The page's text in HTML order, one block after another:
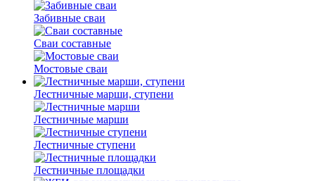
Забивные сваи
Сваи составные
Мостовые сваи
Лестничные марши, ступени
Лестничные марши
Лестничные ступени
Лестничные площадки